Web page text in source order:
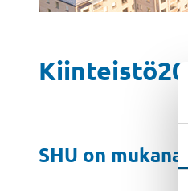
SHU on